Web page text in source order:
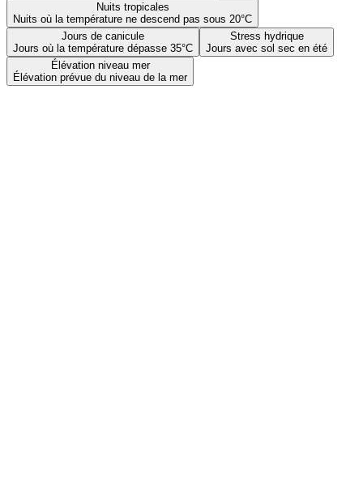
Nuits tropicales
Nuits où la température ne descend pas sous 20°C
Jours de canicule
Jours où la température dépasse 35°C
Stress hydrique
Jours avec sol sec en été
Élévation niveau mer
Élévation prévue du niveau de la mer